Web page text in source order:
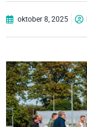
oktober 8, 2025